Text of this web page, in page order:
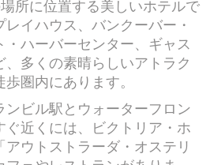
所に位置する美しいホテルで
イハウス、バンクーバー・
ハーバーセンター、ギャス
多くの素晴らしいアトラク
圏内にあります。
ンビル駅とウォーターフロン
ぐ近くには、ビクトリア・ホ
ウトストラーダ・オステリ